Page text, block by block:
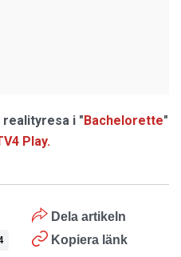
i "Bachelorette"
Play.
Dela artikeln
Kopiera länk